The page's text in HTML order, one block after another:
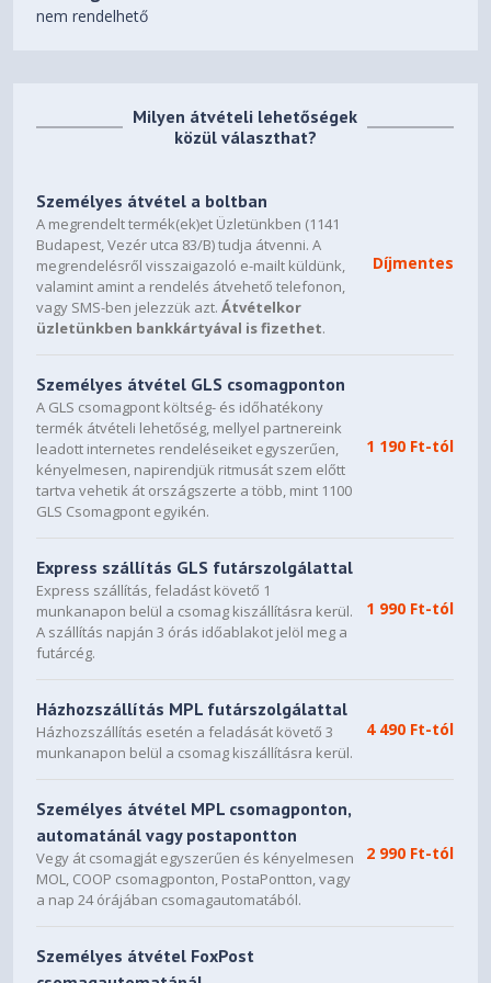
14" WUXGA (1920x1200)
Light, Glass, Touch
Touchscreen 10-point Multi-touch
Color Calibration None
Backlit, Hungarian
Touchpad
Buttonless Mylar® surface
multi-touch touchpad, supports
Precision TouchPad (PTP), 75 x
120 mm (2.95 x 4.72 inches)
Surface Treatment
Aluminium Stamping (Anodized
with Sandblasting)
Case Material
Aluminium (Top), PC-ABS +
Pen
Pen Upgradable (Purchase
Separately)
Dimensions (WxDxH)
313 x 227 x 17.5 mm (12.32 x
8.94 x 0.69 inches)
Weight
Starting at 1.5 kg (3.31 lbs)
SOFTWARE
Operating System
Windows® 11 Home,
nem rendelhető
Milyen átvételi lehetőségek
közül választhat?
Személyes átvétel a boltban
A megrendelt termék(ek)et Üzletünkben (1141
Budapest, Vezér utca 83/B) tudja átvenni. A
megrendelésről visszaigazoló e-mailt küldünk,
valamint amint a rendelés átvehető telefonon,
vagy SMS-ben jelezzük azt.Átvételkor
üzletünkben bankkártyával is fizethet.
Díjmentes
Személyes átvétel GLS csomagponton
A GLS csomagpont költség- és időhatékony
termék átvételi lehetőség, mellyel partnereink
leadott internetes rendeléseiket egyszerűen,
kényelmesen, napirendjük ritmusát szem előtt
tartva vehetik át országszerte a több, mint 1100
GLS Csomagpont egyikén.
1 190 Ft-tól
Express szállítás GLS futárszolgálattal
Express szállítás, feladást követő 1
munkanapon belül a csomag kiszállításra kerül.
A szállítás napján 3 órás időablakot jelöl meg a
futárcég.
1 990 Ft-tól
Házhozszállítás MPL futárszolgálattal
Házhozszállítás esetén a feladását követő 3
munkanapon belül a csomag kiszállításra kerül.
4 490 Ft-tól
Személyes átvétel MPL csomagponton,
automatánál vagy postapontton
Vegy át csomagját egyszerűen és kényelmesen
MOL, COOP csomagponton, PostaPontton, vagy
a nap 24 órájában csomagautomatából.
2 990 Ft-tól
Személyes átvétel FoxPost